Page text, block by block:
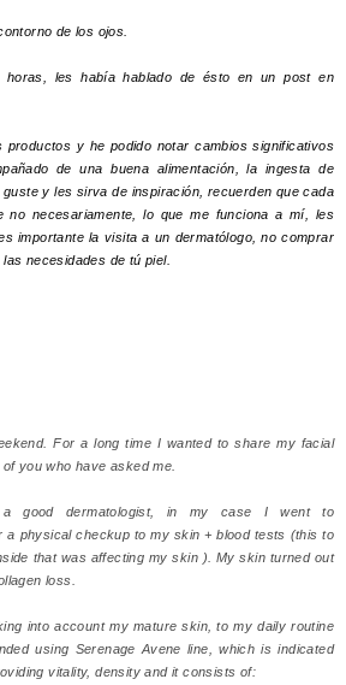
de los ojos.
horas, les había hablado de ésto en un post en
productos y he podido notar cambios significativos
de una buena alimentación, la ingesta de
y les sirva de inspiración, recuerden que cada
no necesariamente, lo que me funciona a mí, les
importante la visita a un dermatólogo, no comprar
necesidades de tú piel.
For a long time I wanted to share my facial
you who have asked me.
good dermatologist, in my case I went to
a physical checkup to my skin + blood tests (this to
that was affecting my skin ). My skin turned out
loss.
into account my mature skin, to my daily routine
using Serenage Avene line, which is indicated
vitality, density and it consists of: